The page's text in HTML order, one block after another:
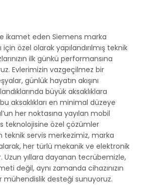
ikamet eden Siemens marka
için özel olarak yapılandırılmış teknik
ilk günkü performansına
Evlerimizin vazgeçilmez bir
günlük hayatın akışını
büyük aksaklıklara
aksaklıkları en minimal düzeye
her noktasına yayılan mobil
teknolojisine özel çözümler
teknik servis merkezimiz, marka
her türlü mekanik ve elektronik
Uzun yıllara dayanan tecrübemizle,
değil, aynı zamanda cihazınızın
desteği sunuyoruz.